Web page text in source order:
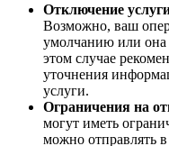
Отключение
Возможно, ваш
умолчанию или она
этом случае
уточнения
услуги.
Ограничения на
могут иметь
можно отправлять